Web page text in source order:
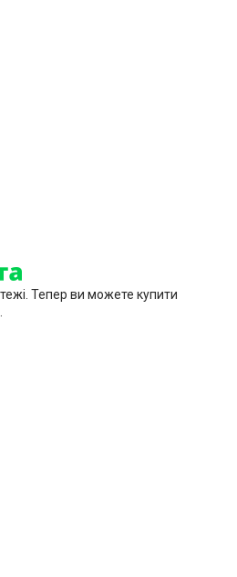
Тепер ви можете купити